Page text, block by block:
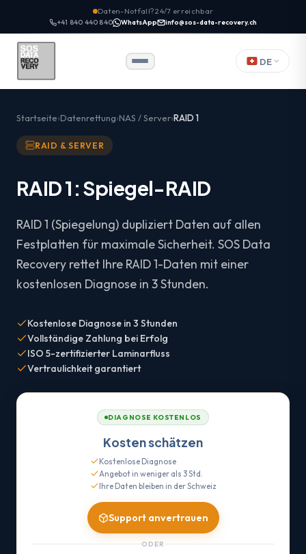
Daten-Notfall? 24/7 erreichbar
+41 840 440 840 WhatsApp info@sos-data-recovery.ch
DE
Startseite Datenrettung NAS / Server RAID 1
RAID & SERVER
RAID 1: Spiegel-RAID
RAID 1 (Spiegelung) dupliziert Daten auf allen
Festplatten für maximale Sicherheit. SOS Data
Recovery rettet Ihre RAID 1-Daten mit einer
kostenlosen Diagnose in 3 Stunden.
Kostenlose Diagnose in 3 Stunden
Vollständige Zahlung bei Erfolg
ISO 5-zertifizierter Laminarfluss
Vertraulichkeit garantiert
DIAGNOSE KOSTENLOS
Kosten schätzen
Kostenlose Diagnose
Angebot in weniger als 3 Std.
Ihre Daten bleiben in der Schweiz
Support anvertrauen
ODER